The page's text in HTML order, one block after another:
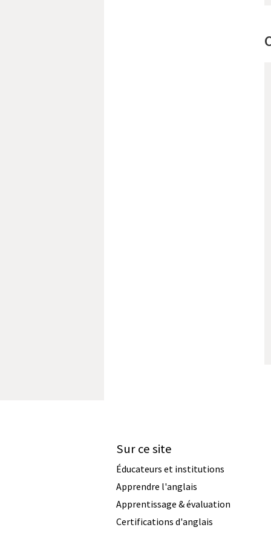
Sur ce site
Éducateurs et institutions
Apprendre l'anglais
Apprentissage & évaluation
Certifications d'anglais